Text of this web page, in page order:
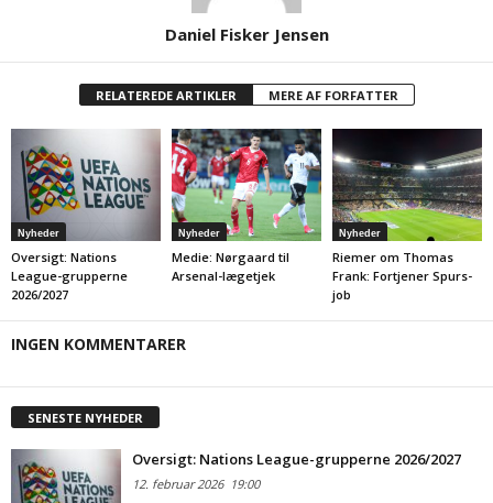
Daniel Fisker Jensen
RELATEREDE ARTIKLER MERE AF FORFATTER
Nyheder
Oversigt: Nations
League-grupperne
2026/2027
Nyheder
Medie: Nørgaard til
Arsenal-lægetjek
Nyheder
Riemer om Thomas
Frank: Fortjener Spurs-
job
INGEN KOMMENTARER
SENESTE NYHEDER
Oversigt: Nations League-grupperne 2026/2027
12. februar 202619:00